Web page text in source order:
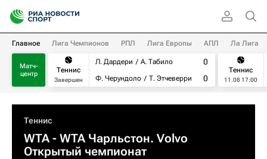
Главное Лига Чемпионов РПЛ Лига Европы АПЛ Ла Лига
Матч-
центр
Теннис
Завершен
Л. Дардери
А. Табило
Ф. Черундоло
Т. Этчеверри
0
0
Теннис
11.08 17:00
Теннис
WTA- WTA Чарльстон. Volvo
Открытый чемпионат